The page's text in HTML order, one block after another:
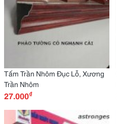
Tấm Trần Nhôm Đục Lỗ, Xương
Trần Nhôm
27.000₫